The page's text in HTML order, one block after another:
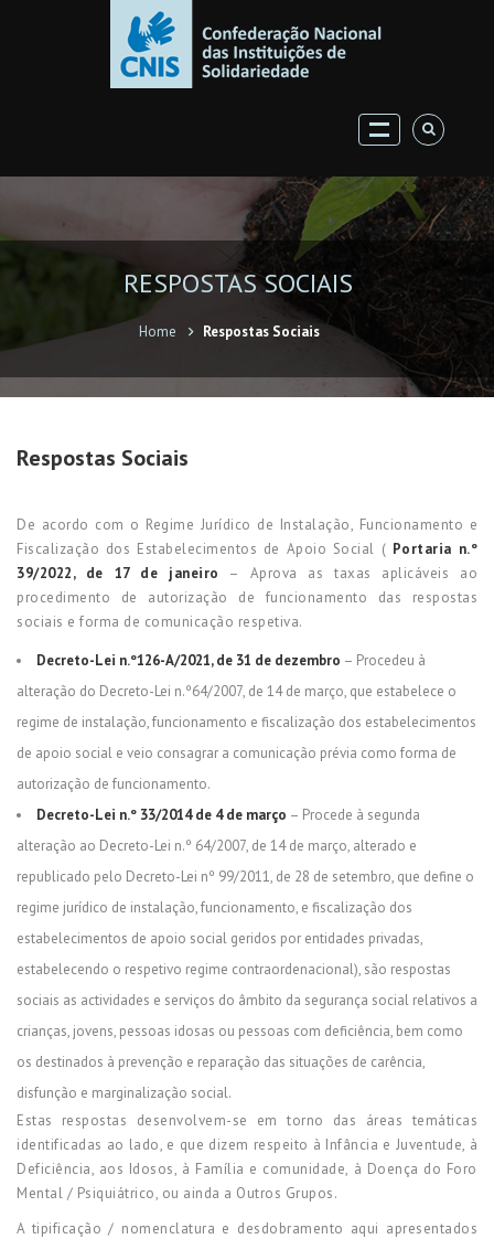
RESPOSTAS SOCIAIS
Home Respostas Sociais
Respostas Sociais
De acordo com o Regime Jurídico de Instalação, Funcionamento e
Fiscalização dos Estabelecimentos de Apoio Social ( Portaria n.º
39/2022, de 17 de janeiro – Aprova as taxas aplicáveis ao
procedimento de autorização de funcionamento das respostas
sociais e forma de comunicação respetiva.
Decreto-Lei n.º126-A/2021, de 31 de dezembro – Procedeu à
alteração do Decreto-Lei n.º64/2007, de 14 de março, que estabelece o
regime de instalação, funcionamento e fiscalização dos estabelecimentos
de apoio social e veio consagrar a comunicação prévia como forma de
autorização de funcionamento.
Decreto-Lei n.º 33/2014 de 4 de março – Procede à segunda
alteração ao Decreto-Lei n.º 64/2007, de 14 de março, alterado e
republicado pelo Decreto-Lei nº 99/2011, de 28 de setembro, que define o
regime jurídico de instalação, funcionamento, e fiscalização dos
estabelecimentos de apoio social geridos por entidades privadas,
estabelecendo o respetivo regime contraordenacional), são respostas
sociais as actividades e serviços do âmbito da segurança social relativos a
crianças, jovens, pessoas idosas ou pessoas com deficiência, bem como
os destinados à prevenção e reparação das situações de carência,
disfunção e marginalização social.
Estas respostas desenvolvem-se em torno das áreas temáticas
identificadas ao lado, e que dizem respeito à Infância e Juventude, à
Deficiência, aos Idosos, à Família e comunidade, à Doença do Foro
Mental / Psiquiátrico, ou ainda a Outros Grupos.
A tipificação / nomenclatura e desdobramento aqui apresentados